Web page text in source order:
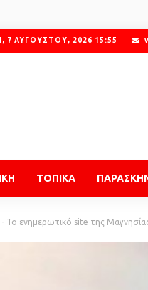
7 ΑΥΓΟΎΣΤΟΥ, 2026 15:55
ΤΟΠΙΚΑ
Το ενημερωτικό site της